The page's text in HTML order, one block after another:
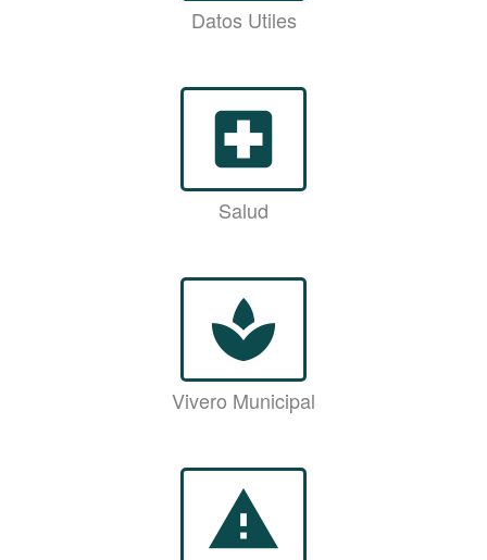
Datos Utiles
local_hospital
Salud
spa
Vivero Municipal
warning